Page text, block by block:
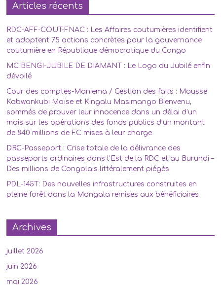
Articles récents
RDC-AFF-COUT-FNAC : Les Affaires coutumières identifient
et adoptent 75 actions concrètes pour la gouvernance
coutumière en République démocratique du Congo
MC BENGI-JUBILE DE DIAMANT : Le Logo du Jubilé enfin
dévoilé
Cour des comptes-Maniema / Gestion des faits : Mousse
Kabwankubi Moïse et Kingalu Masimango Bienvenu,
sommés de prouver leur innocence dans un délai d’un
mois sur les opérations des fonds publics d’un montant
de 840 millions de FC mises à leur charge
DRC-Passeport : Crise totale de la délivrance des
passeports ordinaires dans l’Est de la RDC et au Burundi –
Des millions de Congolais littéralement piégés
PDL-145T: Des nouvelles infrastructures construites en
pleine forêt dans la Mongala remises aux bénéficiaires
Archives
juillet 2026
juin 2026
mai 2026